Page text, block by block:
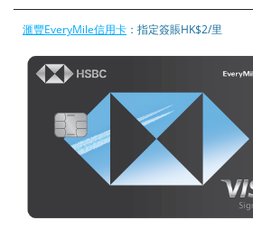
滙豐EveryMile信用卡 ：指定簽賬HK$2/里